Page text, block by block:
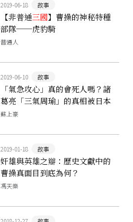
2019-06-18 故事
【非普通三國】曹操的神秘特種
部隊──虎豹騎
普通人
2019-06-10 故事
「氣急攻心」真的會死人嗎？諸
葛亮「三氣周瑜」的真相被日本
醫師找到了
蘇上豪
2019-01-18 故事
奸雄與英雄之辯：歷史文獻中的
曹操真面目到底為何？
馮天樂